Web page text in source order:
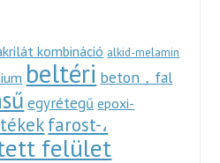
kombináció alkid-melamin
beltéri beton，fal
egyrétegű epoxi-
farost-،
felület